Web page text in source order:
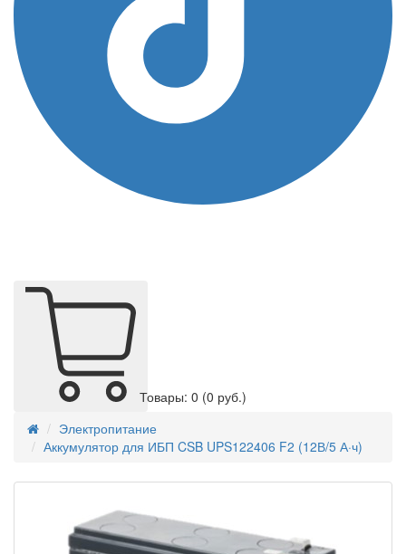
Товары: 0 (0 руб.)
Электропитание
Аккумулятор для ИБП CSB UPS122406 F2 (12В/5 А·ч)